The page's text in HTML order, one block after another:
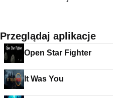
Przeglądaj aplikacje
Open Star Fighter
It Was You